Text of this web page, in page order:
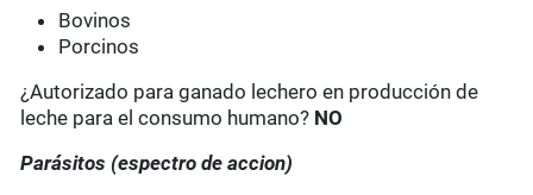
Bovinos
Porcinos
¿Autorizado para ganado lechero en producción de
leche para el consumo humano? NO
Parásitos (espectro de accion)